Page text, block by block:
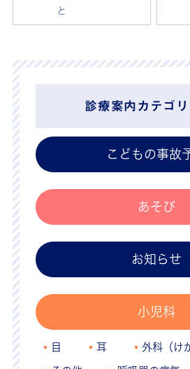
と
診療案内カテゴ
こどもの事故
あそび
お知らせ
小児科
目 耳 外科（け